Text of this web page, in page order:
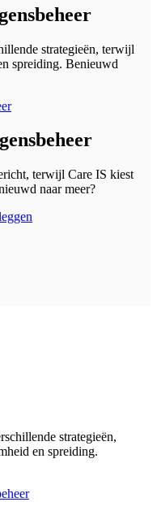
strategieën, terwijl
spreiding. Benieuwd
terwijl Care IS kiest
naar meer?
strategieën,
en spreiding.